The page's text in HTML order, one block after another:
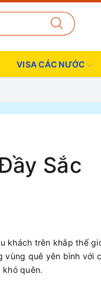
VISA CÁC NƯỚC
Sắc
khách trên khắp thế
vùng quê yên bình với
quên.